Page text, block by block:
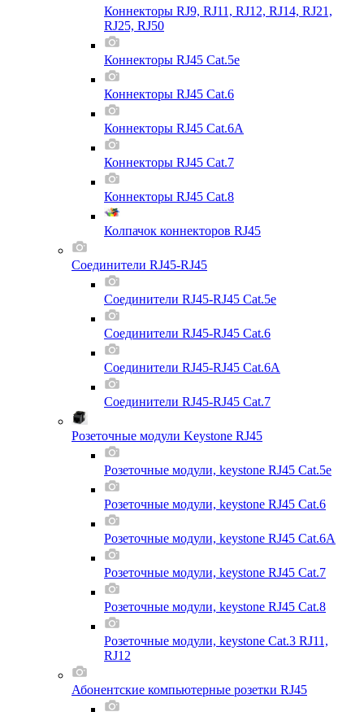
Коннекторы RJ9, RJ11, RJ12, RJ14, RJ21,
RJ25, RJ50
Коннекторы RJ45 Cat.5e
Коннекторы RJ45 Cat.6
Коннекторы RJ45 Cat.6A
Коннекторы RJ45 Cat.7
Коннекторы RJ45 Cat.8
Колпачок коннекторов RJ45
Соединители RJ45-RJ45
Соединители RJ45-RJ45 Cat.5e
Соединители RJ45-RJ45 Cat.6
Соединители RJ45-RJ45 Cat.6A
Соединители RJ45-RJ45 Cat.7
Розеточные модули Keystone RJ45
Розеточные модули, keystone RJ45 Cat.5e
Розеточные модули, keystone RJ45 Cat.6
Розеточные модули, keystone RJ45 Cat.6A
Розеточные модули, keystone RJ45 Cat.7
Розеточные модули, keystone RJ45 Cat.8
Розеточные модули, keystone Cat.3 RJ11,
RJ12
Абонентские компьютерные розетки RJ45